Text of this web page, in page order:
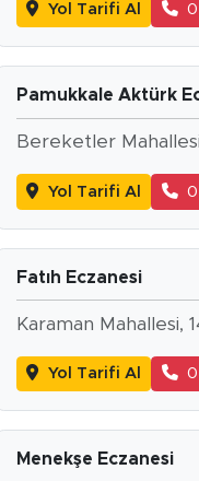
Yol Tarifi Al
Pamukkale Aktürk
Bereketler
Yol Tarifi Al 0
Fatıh Eczanesi
Karaman Mahallesi,
Yol Tarifi Al
Menekşe Eczanesi